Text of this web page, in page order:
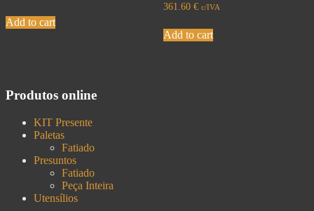
Add to cart
361.60 € c/IVA
Add to cart
Produtos online
KIT Presente
Paletas
Fatiado
Presuntos
Fatiado
Peça Inteira
Utensílios